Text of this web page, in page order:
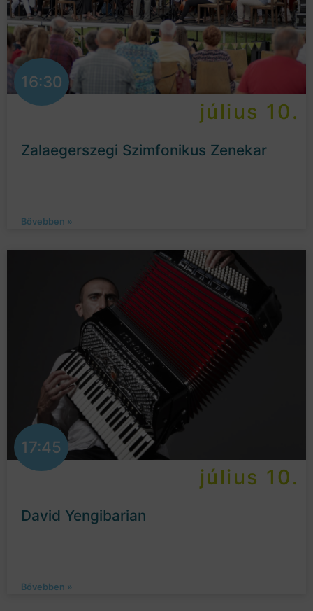
16:30
július 10.
Zalaegerszegi Szimfonikus Zenekar
Bővebben »
17:45
július 10.
David Yengibarian
Bővebben »